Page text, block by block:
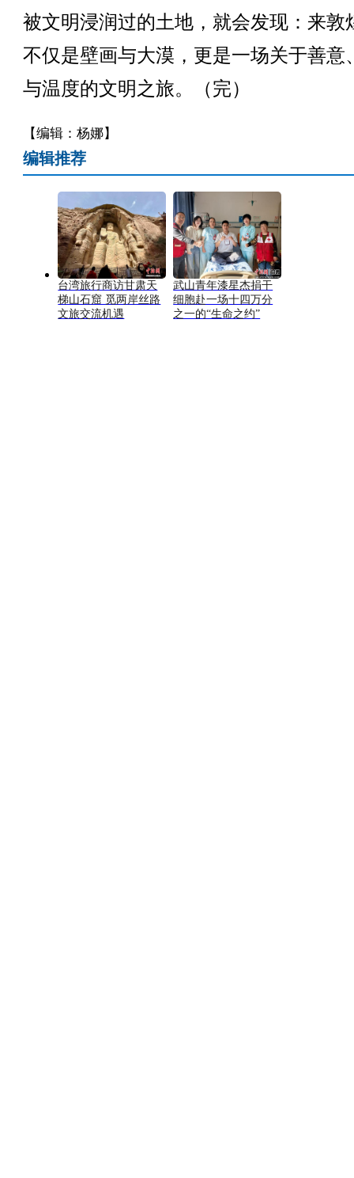
被文明浸润过的土地，就会发现：来敦
不仅是壁画与大漠，更是一场关于善意
与温度的文明之旅。（完）
【编辑：杨娜】
编辑推荐
台湾旅行商访甘肃天
梯山石窟 觅两岸丝路
文旅交流机遇
武山青年漆星杰捐干
细胞赴一场十四万分
之一的“生命之约”